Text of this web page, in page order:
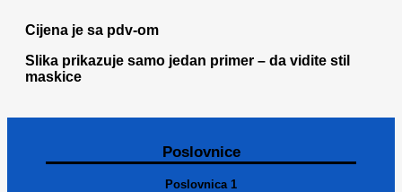
Cijena je sa pdv-om
Slika prikazuje samo jedan primer – da vidite stil
maskice
Poslovnice
Poslovnica 1